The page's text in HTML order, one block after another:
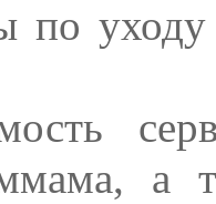
по
а